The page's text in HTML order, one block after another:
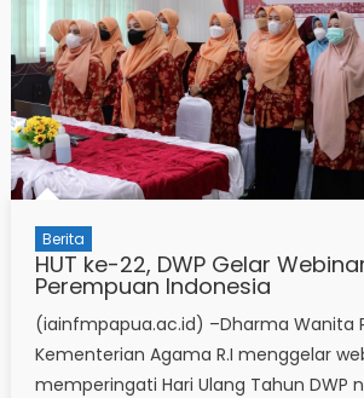
Berita
HUT ke-22, DWP Gelar
Perempuan Indonesia
(iainfmpapua.ac.id) –Dharma Wanita
Kementerian Agama R.I menggelar
memperingati Hari Ulang Tahun DWP